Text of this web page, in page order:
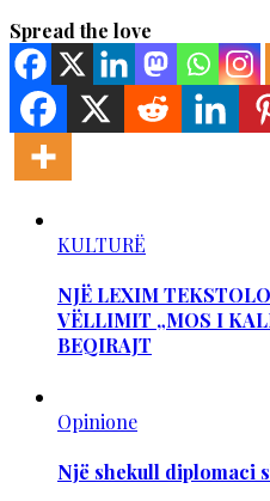
Spread the love
KULTURË
NJË LEXIM
VËLLIMIT „MOS I
BEQIRAJT
Opinione
Një shekull diplomaci